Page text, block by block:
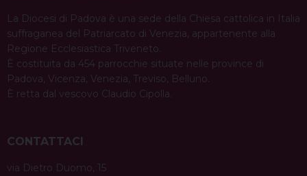
La Diocesi di Padova è una sede della Chiesa cattolica in Italia
suffraganea del Patriarcato di Venezia, appartenente alla
Regione Ecclesiastica Triveneto.
È costituita da 454 parrocchie situate nelle province di
Padova, Vicenza, Venezia, Treviso, Belluno.
È retta dal vescovo Claudio Cipolla.
CONTATTACI
via Dietro Duomo, 15